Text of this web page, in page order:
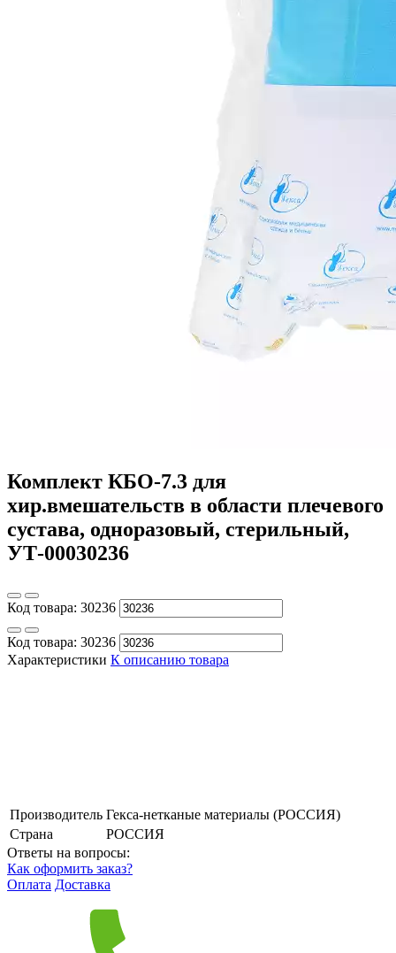
Комплект КБО-7.3 для
хир.вмешательств в области плечевого
сустава, одноразовый, стерильный,
УТ-00030236
Код товара: 30236
Код товара: 30236
Характеристики К описанию товара
Производитель Гекса-нетканые материалы (РОССИЯ)
Страна
РОССИЯ
Ответы на вопросы:
Как оформить заказ?
Оплата Доставка